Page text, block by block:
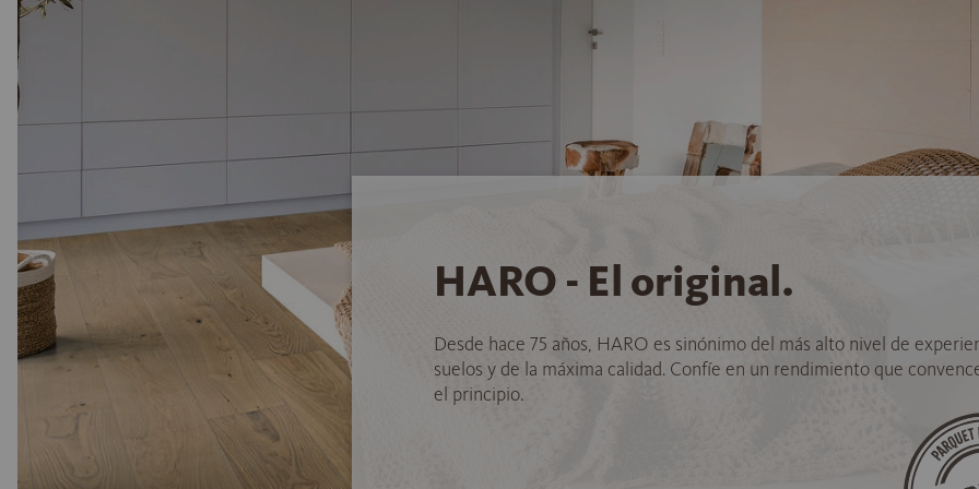
HARO - El original.
Desde hace 75 años, HARO es sinónimo del más alto nivel de
suelos y de la máxima calidad. Confíe en un rendimiento que
el principio.